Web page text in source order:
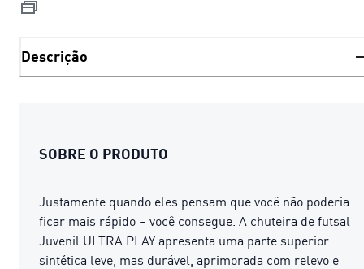
Descrição
SOBRE O PRODUTO
Justamente quando eles pensam que você não poderia
ficar mais rápido – você consegue. A chuteira de futsal
Juvenil ULTRA PLAY apresenta uma parte superior
sintética leve, mas durável, aprimorada com relevo e